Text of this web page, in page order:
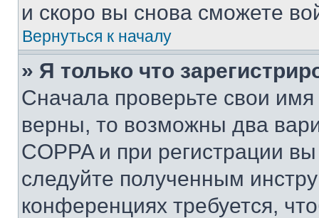
и скоро вы снова сможете
Вернуться к началу
» Я только что
Сначала проверьте свои
верны, то возможны два
COPPA и при регистрации
следуйте полученным
конференциях требуется,